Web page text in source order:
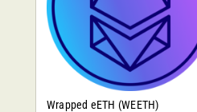
Wrapped eETH (WEETH)